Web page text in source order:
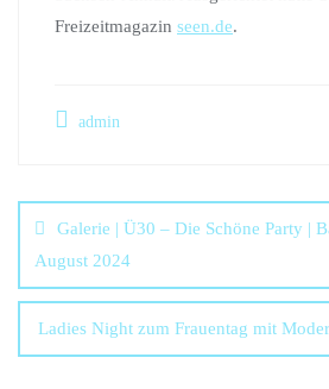
Freizeitmagazin seen.de.
admin
Galerie | Ü30 – Die Schöne Party |
August 2024
Ladies Night zum Frauentag mit